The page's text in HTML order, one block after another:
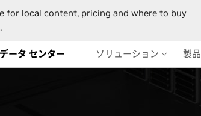
for local content, pricing and where to buy
ータ センター ソリューション 製品